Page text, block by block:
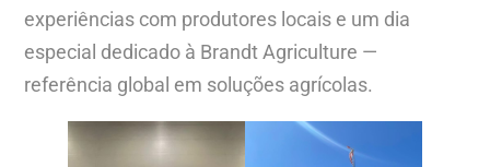
experiências com produtores locais e um dia
especial dedicado à Brandt Agriculture —
referência global em soluções agrícolas.